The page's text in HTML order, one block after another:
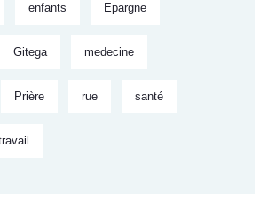
enfants Epargne
Gitega medecine
Prière rue santé